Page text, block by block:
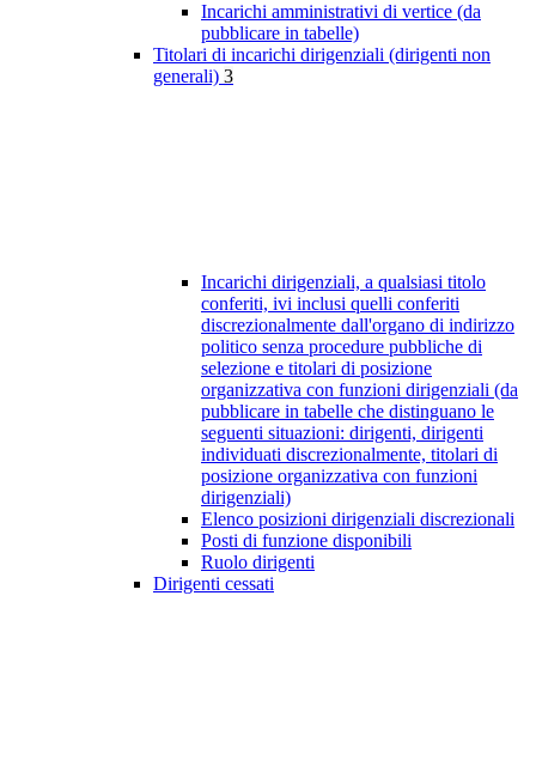
Incarichi amministrativi di vertice (da
pubblicare in tabelle)
Titolari di incarichi dirigenziali (dirigenti non
generali) 3
Incarichi dirigenziali, a qualsiasi titolo
conferiti, ivi inclusi quelli conferiti
discrezionalmente dall'organo di indirizzo
politico senza procedure pubbliche di
selezione e titolari di posizione
organizzativa con funzioni dirigenziali (da
pubblicare in tabelle che distinguano le
seguenti situazioni: dirigenti, dirigenti
individuati discrezionalmente, titolari di
posizione organizzativa con funzioni
dirigenziali)
Elenco posizioni dirigenziali discrezionali
Posti di funzione disponibili
Ruolo dirigenti
Dirigenti cessati